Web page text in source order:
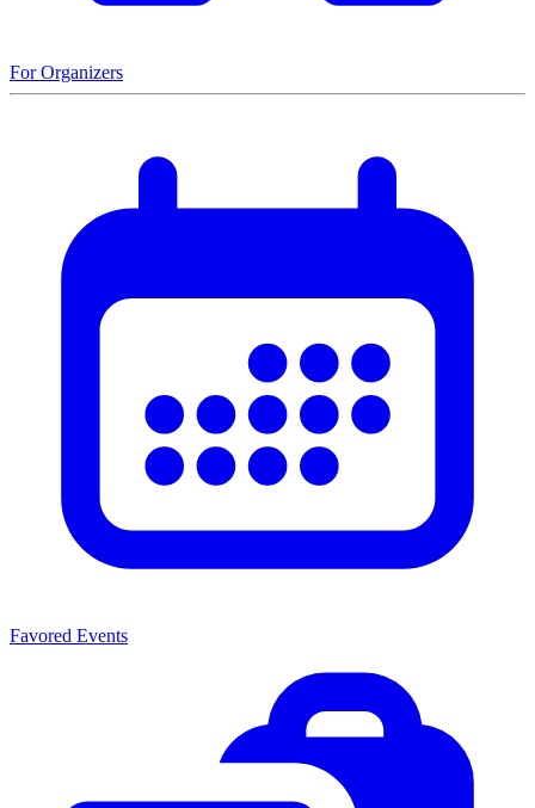
For Organizers
Favored Events